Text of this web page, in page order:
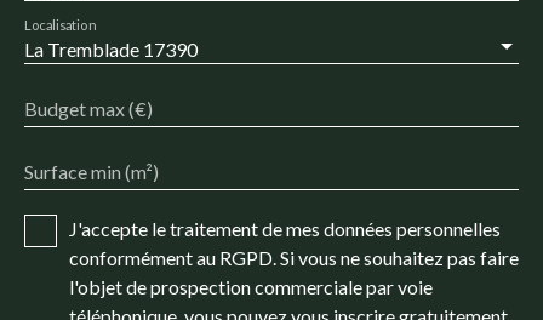
La Tremblade 17390
Localisation
Budget max (€)
Surface min (m²)
J'accepte le traitement de mes données personnelles
conformément au RGPD. Si vous ne souhaitez pas faire
l'objet de prospection commerciale par voie